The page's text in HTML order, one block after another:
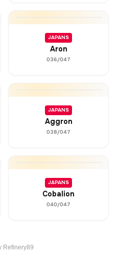
JAPANS
Aron
036/047
JAPANS
Aggron
038/047
JAPANS
Cobalion
040/047
Refinery89